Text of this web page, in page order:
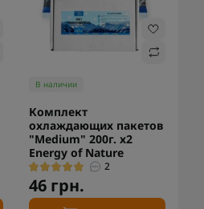
В наличии
Комплект
охлаждающих пакетов
"Medium" 200г. х2
Energy of Nature
2
46 грн.